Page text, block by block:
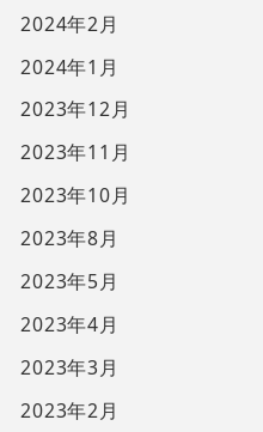
2024年2月
2024年1月
2023年12月
2023年11月
2023年10月
2023年8月
2023年5月
2023年4月
2023年3月
2023年2月